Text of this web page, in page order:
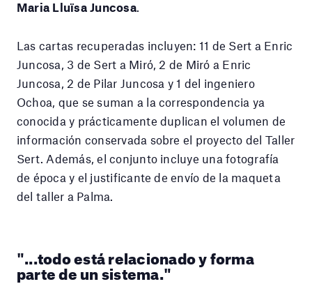
Maria Lluïsa Juncosa.
Las cartas recuperadas incluyen: 11 de Sert a Enric
Juncosa, 3 de Sert a Miró, 2 de Miró a Enric
Juncosa, 2 de Pilar Juncosa y 1 del ingeniero
Ochoa, que se suman a la correspondencia ya
conocida y prácticamente duplican el volumen de
información conservada sobre el proyecto del Taller
Sert. Además, el conjunto incluye una fotografía
de época y el justificante de envío de la maqueta
del taller a Palma.
"...todo está relacionado y forma
parte de un sistema."